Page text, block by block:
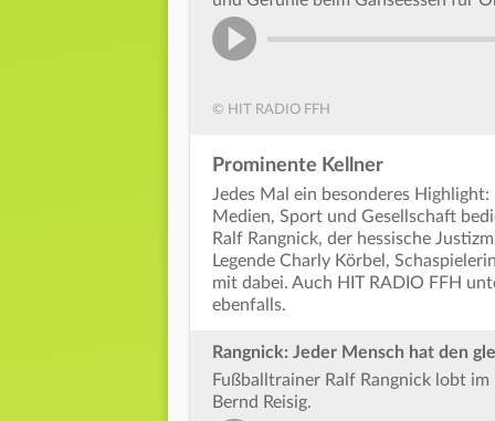
© HIT RADIO FFH
Prominente Kellner
Jedes Mal ein besonderes
Medien, Sport und Gesellschaft
Ralf Rangnick, der hessische
Legende Charly Körbel,
mit dabei. Auch HIT RADIO FFH
ebenfalls.
Rangnick: Jeder Mensch hat den
Fußballtrainer Ralf Rangnick lobt
Bernd Reisig.